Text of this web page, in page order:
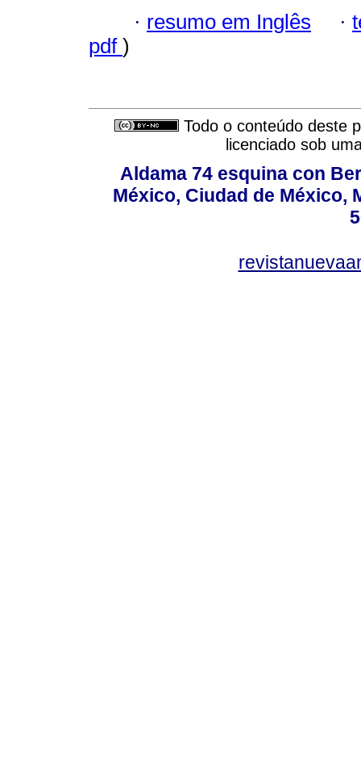
· resumo em Inglês ·
pdf )
Todo o conteúdo deste
licenciado sob
Aldama 74 esquina con
México, Ciudad de México,